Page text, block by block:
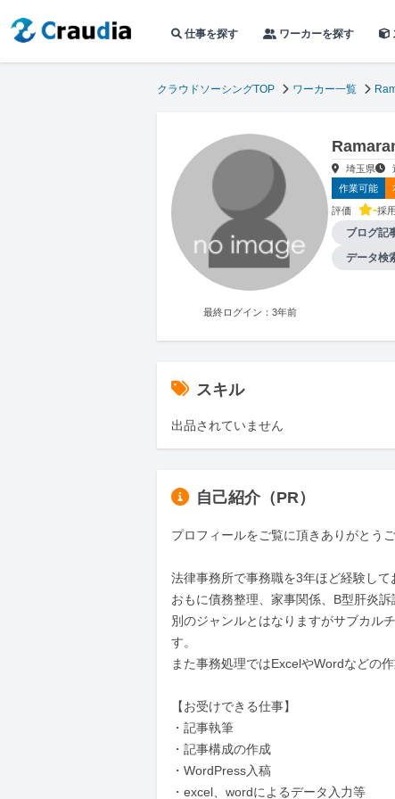
仕事を探す ワーカーを探す
クラウドソーシングTOP ワーカー一覧
最終ログイン：3年前
埼玉県
作業可能
評価 -採
ブログ記
データ検
スキル
出品されていません
自己紹介（PR）
プロフィールをご覧に頂きありがとう
法律事務所で事務職を3年ほど経験して
おもに債務整理、家事関係、B型肝炎訴
別のジャンルとはなりますがサブカル
す。
また事務処理ではExcelやWordなどの
【お受けできる仕事】
・記事執筆
・記事構成の作成
・WordPress入稿
・excel、wordによるデータ入力等